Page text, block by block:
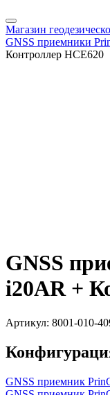
Магазин
GNSS приемники
Контроллер НСЕ620
GNSS
i20AR +
Артикул: 8001-010-
GNSS приемник